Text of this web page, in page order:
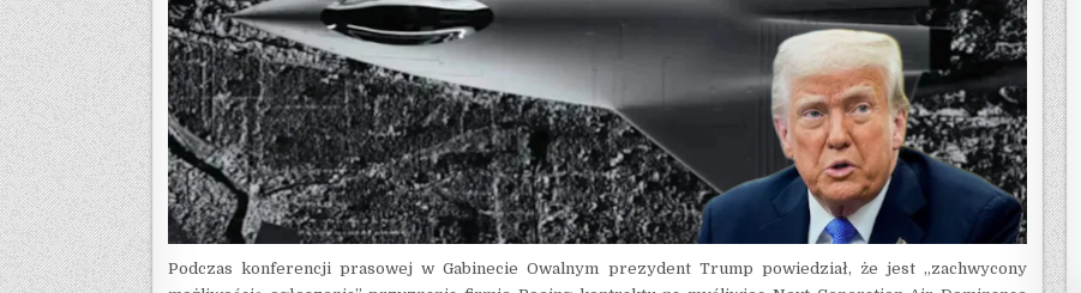
Podczas konferencji prasowej w Gabinecie Owalnym prezydent Trump powiedział, że jest „zachwycony